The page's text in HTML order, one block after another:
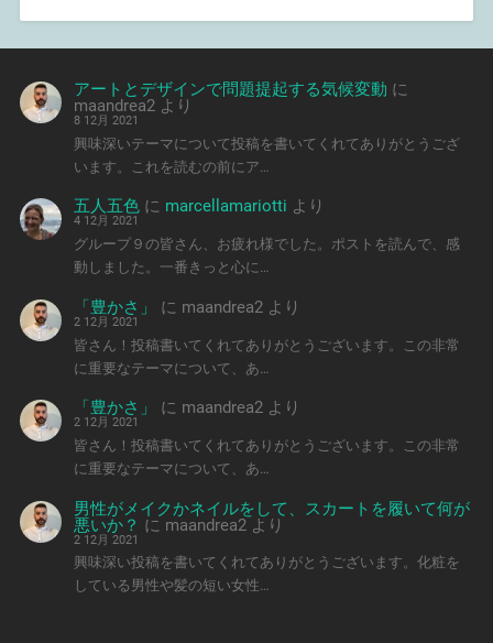
アートとデザインで問題提起する気候変動 に
maandrea2 より
8 12月 2021
興味深いテーマについて投稿を書いてくれてありがとうござ
います。これを読むの前にア…
五人五色 に marcellamariotti より
4 12月 2021
グループ９の皆さん、お疲れ様でした。ポストを読んで、感
動しました。一番きっと心に…
「豊かさ」 に maandrea2 より
2 12月 2021
皆さん！投稿書いてくれてありがとうございます。この非常
に重要なテーマについて、あ…
「豊かさ」 に maandrea2 より
2 12月 2021
皆さん！投稿書いてくれてありがとうございます。この非常
に重要なテーマについて、あ…
男性がメイクかネイルをして、スカートを履いて何が
悪いか？ に maandrea2 より
2 12月 2021
興味深い投稿を書いてくれてありがとうございます。化粧を
している男性や髪の短い女性…